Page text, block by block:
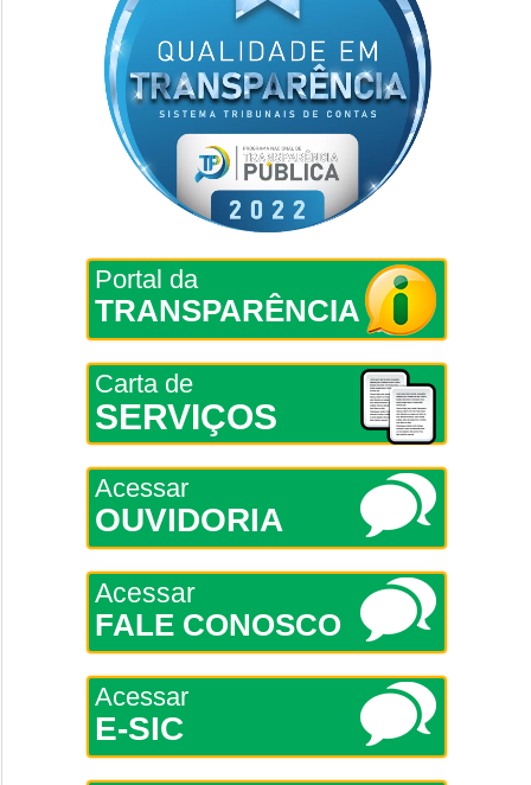
Portal da
TRANSPARÊNCIA
Carta de
SERVIÇOS
Acessar
OUVIDORIA
Acessar
FALE CONOSCO
Acessar
E-SIC